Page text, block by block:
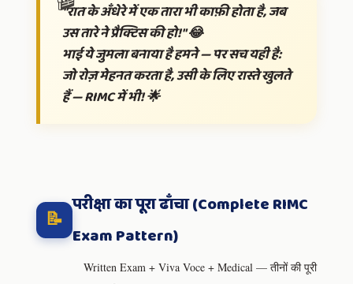
"रात के अँधेरे में एक तारा भी काफ़ी होता है, जब
उस तारे ने प्रैक्टिस की हो!" 😂
भाई ये जुमला बनाया है हमने — पर सच यही है:
जो रोज़ मेहनत करता है, उसी के लिए रास्ते खुलते
हैं — RIMC में भी!🌟
📝
परीक्षा का पूरा ढाँचा (Complete RIMC
Exam Pattern)
Written Exam + Viva Voce + Medical — तीनों की पूरी